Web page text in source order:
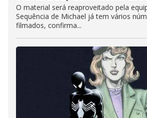
O material será reaproveitado pela
Sequência de Michael já tem vários
filmados, confirma...